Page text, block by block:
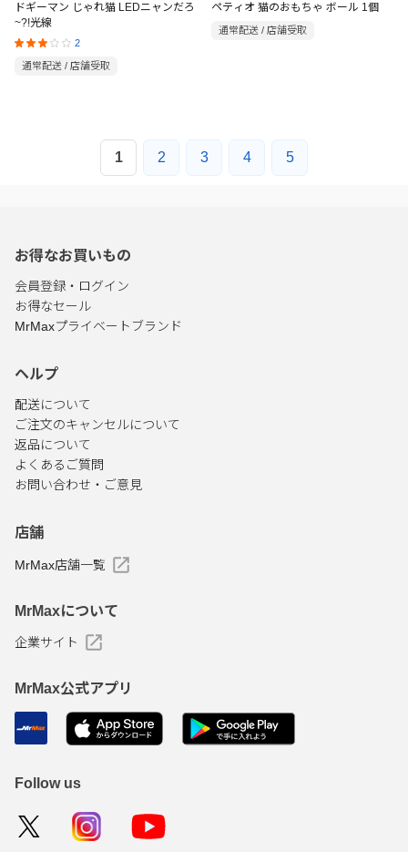
ドギーマン じゃれ猫 LEDニャンだろ
~?!光線
2
通常配送 / 店舗受取
ペティオ 猫のおもちゃ ボール 1個
通常配送 / 店舗受取
1 2 3 4 5
お得なお買いもの
会員登録・ログイン
お得なセール
MrMaxプライベートブランド
ヘルプ
配送について
ご注文のキャンセルについて
返品について
よくあるご質問
お問い合わせ・ご意見
店舗
MrMax店舗一覧
MrMaxについて
企業サイト
MrMax公式アプリ
Follow us